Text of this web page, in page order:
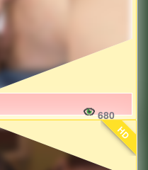
680
HD